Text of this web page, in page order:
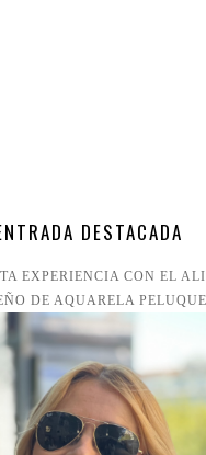
DESTACADA
EXPERIENCIA CON EL
DE AQUARELA